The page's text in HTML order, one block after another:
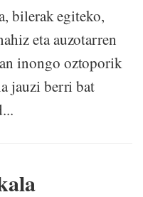
bilerak egiteko,
eta auzotarren
inongo oztoporik
jauzi berri bat